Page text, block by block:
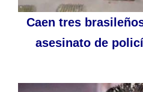
Caen tres
asesinato de